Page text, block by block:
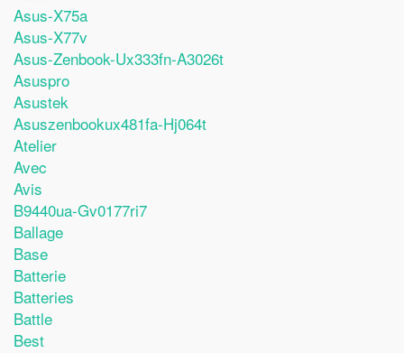
Asus-X75a
Asus-X77v
Asus-Zenbook-Ux333fn-A3026t
Asuspro
Asustek
Asuszenbookux481fa-Hj064t
Atelier
Avec
Avis
B9440ua-Gv0177ri7
Ballage
Base
Batterie
Batteries
Battle
Best